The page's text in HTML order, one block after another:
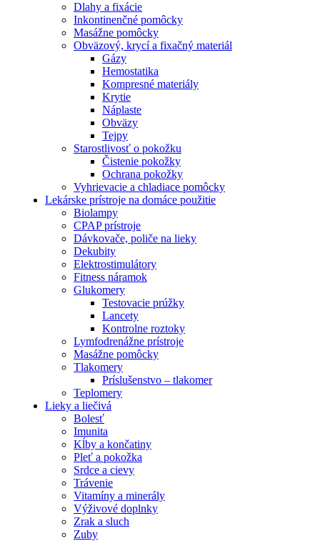
Dlahy a fixácie
Inkontinenčné pomôcky
Masážne pomôcky
Obväzový, krycí a fixačný materiál
Gázy
Hemostatika
Kompresné materiály
Krytie
Náplaste
Obväzy
Tejpy
Starostlivosť o pokožku
Čistenie pokožky
Ochrana pokožky
Vyhrievacie a chladiace pomôcky
Lekárske prístroje na domáce použitie
Biolampy
CPAP prístroje
Dávkovače, poliče na lieky
Dekubity
Elektrostimulátory
Fitness náramok
Glukomery
Testovacie prúžky
Lancety
Kontrolne roztoky
Lymfodrenážne prístroje
Masážne pomôcky
Tlakomery
Príslušenstvo – tlakomer
Teplomery
Lieky a liečivá
Bolesť
Imunita
Kĺby a končatiny
Pleť a pokožka
Srdce a cievy
Trávenie
Vitamíny a minerály
Výživové doplnky
Zrak a sluch
Zuby